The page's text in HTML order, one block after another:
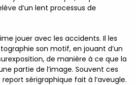
d’un lent processus de
jouer avec les accidents. Il les
son motif, en jouant d’un
de manière à ce que la
partie de l’image. Souvent ces
sérigraphique fait à l’aveugle.